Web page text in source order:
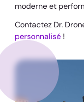
moderne et
Contactez Dr.
personnalisé !